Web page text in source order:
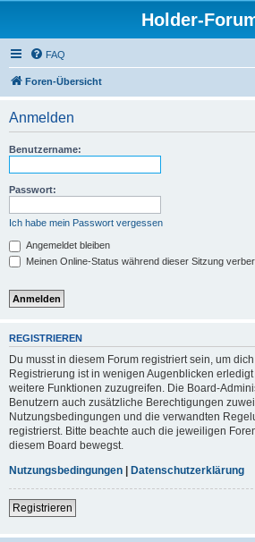
Holder-
FAQ
Foren-Übersicht
Anmelden
Benutzername:
Passwort:
Ich habe mein Passwort vergessen
Angemeldet bleiben
Meinen Online-Status während dieser Sitzung
REGISTRIEREN
Du musst in diesem Forum registriert sein, um
Registrierung ist in wenigen Augenblicken
weitere Funktionen zuzugreifen. Die Board-
Benutzern auch zusätzliche Berechtigungen
Nutzungsbedingungen und die verwandten
registrierst. Bitte beachte auch die jeweiligen
diesem Board bewegst.
Nutzungsbedingungen | Datenschutzerklärung
Registrieren